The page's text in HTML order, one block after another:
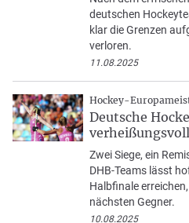
deutschen
klar die Grenzen
verloren.
11.08.2025
Hockey-
Deutsche
Zwei Siege, ein
DHB-Teams lässt
Halbfinale
nächsten Gegner.
10.08.2025